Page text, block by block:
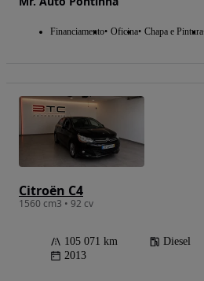
Financiamento Oficina Chapa e Pintura
Citroën C4
1560 cm3 • 92 cv
105 071 km Diesel
2013